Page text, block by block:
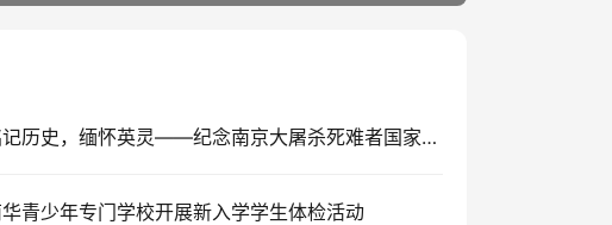
铭记历史，缅怀英灵——纪念南京大屠杀死难者国家公祭日活动纪实
青少年专门学校开展新入学学生体检活动